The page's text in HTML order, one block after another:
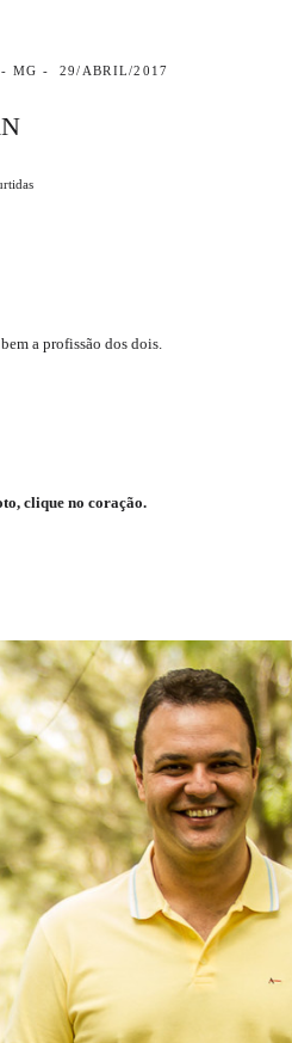
MG 29/ABRIL/2017
a profissão dos dois.
clique no coração.